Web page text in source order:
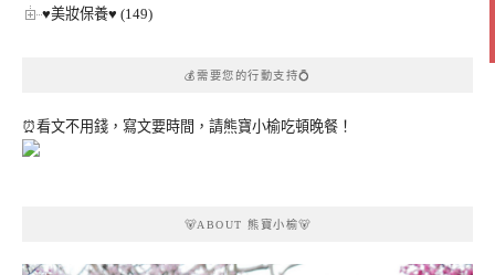
♥美妝保養♥ (149)
💰需要您的行動支持💍
⏰看文不用錢，寫文要時間，請熊寶小榆吃頓晚餐！
🐻ABOUT 熊寶小榆🐻